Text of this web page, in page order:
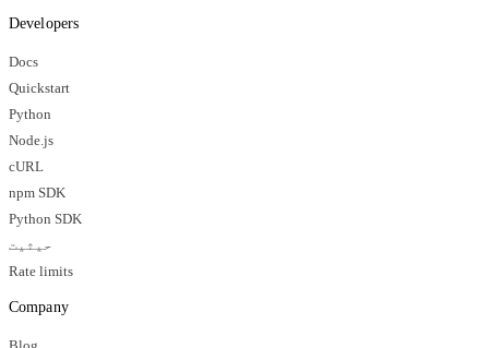
Developers
Docs
Quickstart
Python
Node.js
cURL
npm SDK
Python SDK
حیثیت
Rate limits
Company